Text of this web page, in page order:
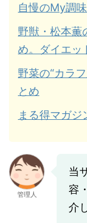
自慢のMy調
野獣・松本薫
め。ダイエッ
野菜の“カラ
とめ
まる得マガジ
管理人
当
容
介